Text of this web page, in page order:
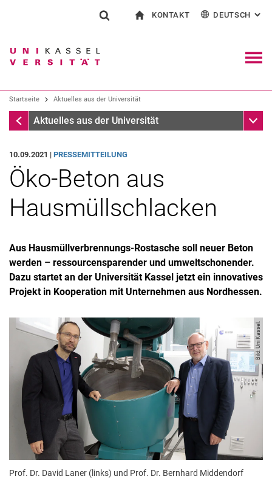
Springe direkt zu: Inhalt
Springe direkt zu: Suche
Springe direkt zu:
Suchen (öffnet externen Link in einem
KONTAKT
Kontakt für Presse und Öffentlichkeit
Einrichtungen suchen
DEUTSCH :
Startseite Aktuelles aus der Universität
Startseite
Aktuelles aus der Universität
10.09.2021 | PRESSEMITTEILUNG
Öko-Beton aus
Hausmüllschlacken
Aus Hausmüllverbrennungs-Rostasche soll neuer Beton
werden – ressourcensparender und umweltschonender.
Dazu startet an der Universität Kassel jetzt ein innovatives
Projekt in Kooperation mit Unternehmen aus Nordhessen.
Bild: Uni Kassel.
Prof. Dr. David Laner (links) und Prof. Dr. Bernhard Middendorf